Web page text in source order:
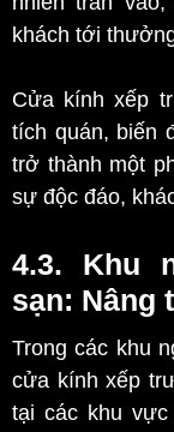
khách tới
Cửa kính xếp
tích quán, biến
trở thành một
sự độc đáo,
4.3. Khu
sạn: Nâng
Trong các khu
cửa kính xếp
tại các khu vực